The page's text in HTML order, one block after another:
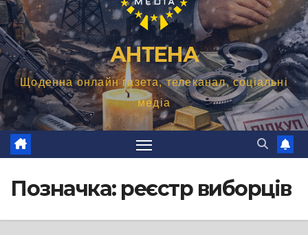
АНТЕНА
Щоденна онлайн газета, телеканал, соціальні
медіа
Позначка: реєстр виборців